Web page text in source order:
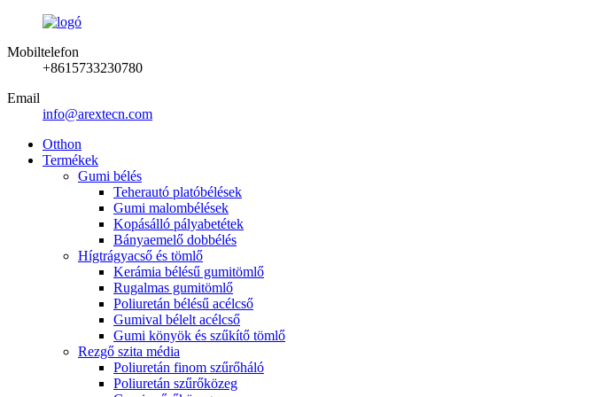
Mobiltelefon
+8615733230780
Email
info@arextecn.com
Otthon
Termékek
Gumi bélés
Teherautó platóbélések
Gumi malombélések
Kopásálló pályabetétek
Bányaemelő dobbélés
Hígtrágyacső és tömlő
Kerámia bélésű gumitömlő
Rugalmas gumitömlő
Poliuretán bélésű acélcső
Gumival bélelt acélcső
Gumi könyök és szűkítő tömlő
Rezgő szita média
Poliuretán finom szűrőháló
Poliuretán szűrőközeg